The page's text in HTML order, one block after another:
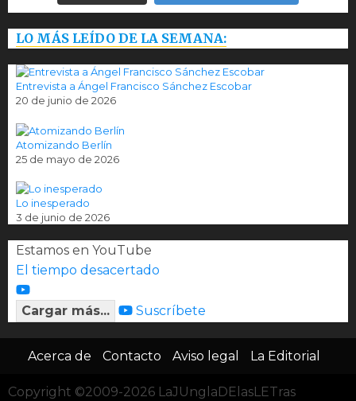
LO MÁS LEÍDO DE LA SEMANA:
Entrevista a Ángel Francisco Sánchez Escobar
20 de junio de 2026
Atomizando Berlín
25 de mayo de 2026
Lo inesperado
3 de junio de 2026
Estamos en YouTube
El tiempo desacertado
Cargar más... Suscríbete
Acerca de Contacto Aviso legal La Editorial
Copyright ©2009-2026 LaJUnglaDElasLETras